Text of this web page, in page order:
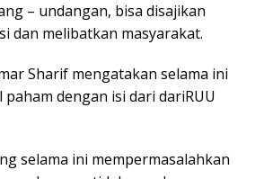
– undangan, bisa disajikan
dan melibatkan masyarakat.
Sharif mengatakan selama ini
dengan isi dari dariRUU
selama ini mempermasalahkan